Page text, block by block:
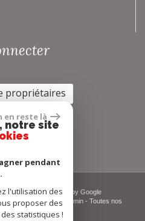
propriétaires
| Traduction powered by Google
honoraires-Liens- Admin- Toutes nos
-Politique RGPD
en reste là
notre site
pendant
l'utilisation des
proposer des
statistiques !